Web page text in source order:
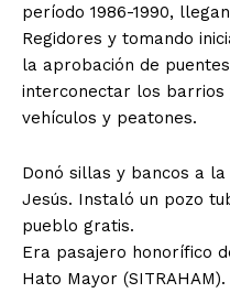
período 1986-1990,
Regidores y tomando
la aprobación de
interconectar los
vehículos y peatones.
Donó sillas y bancos a
Jesús. Instaló un pozo
pueblo gratis.
Era pasajero honorífico
Hato Mayor (SITRAHAM).